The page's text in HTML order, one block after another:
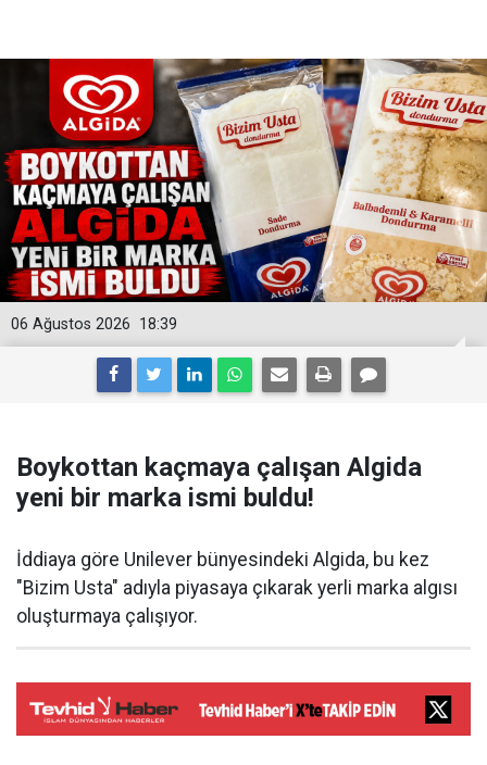
18:39
06 Ağustos 2026
Boykottan kaçmaya çalışan Algida
yeni bir marka ismi buldu!
İddiaya göre Unilever bünyesindeki Algida, bu kez
"Bizim Usta" adıyla piyasaya çıkarak yerli marka algısı
oluşturmaya çalışıyor.